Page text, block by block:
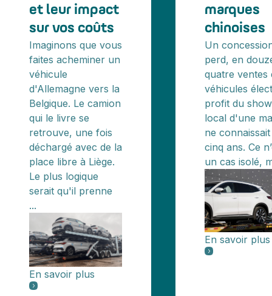
et leur impact
sur vos coûts
Imaginons que vous
faites acheminer un
véhicule
d'Allemagne vers la
Belgique. Le camion
qui le livre se
retrouve, une fois
déchargé avec de la
place libre à Liège.
Le plus logique
serait qu'il prenne
...
En savoir plus
marques
chinoises
Un
perd, en
quatre ventes
véhicules
profit du
local d'une
ne
cinq ans. Ce
un cas isolé,
En savoir plus